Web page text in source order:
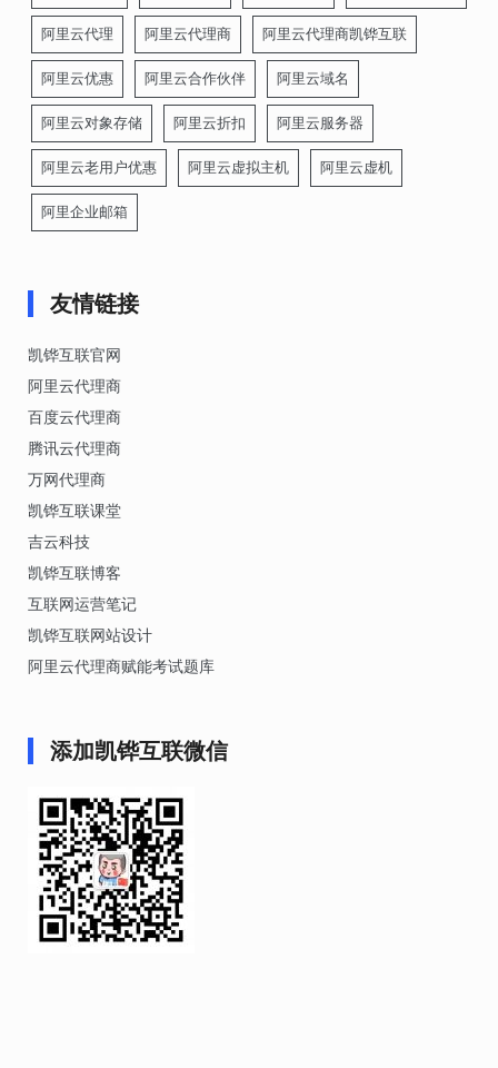
阿里云代理 阿里云代理商 阿里云代理商凯铧互联
阿里云优惠 阿里云合作伙伴 阿里云域名
阿里云对象存储 阿里云折扣 阿里云服务器
阿里云老用户优惠 阿里云虚拟主机 阿里云虚机
阿里企业邮箱
友情链接
凯铧互联官网
阿里云代理商
百度云代理商
腾讯云代理商
万网代理商
凯铧互联课堂
吉云科技
凯铧互联博客
互联网运营笔记
凯铧互联网站设计
阿里云代理商赋能考试题库
添加凯铧互联微信